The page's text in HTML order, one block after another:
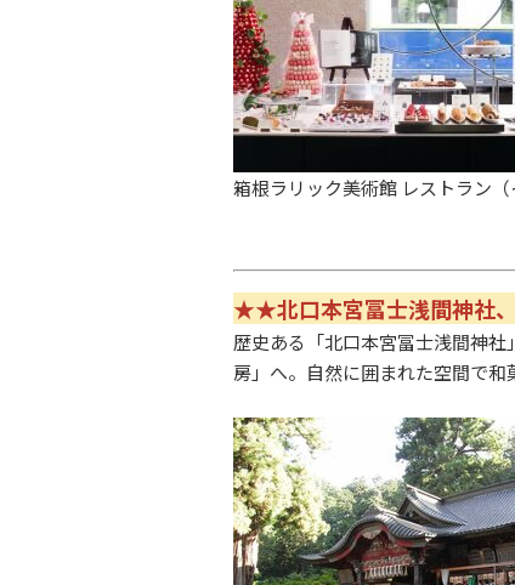
箱根ラリック美術館 レストラン
★★北口本宮冨士浅間神社
歴史ある「北口本宮冨士浅間神社
房」へ。自然に囲まれた空間で和